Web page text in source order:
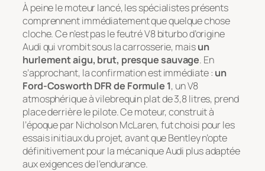
À peine le moteur lancé, les spécialistes présents
comprennent immédiatement que quelque chose
cloche. Ce n’est pas le feutré V8 biturbo d’origine
Audi qui vrombit sous la carrosserie, maisun
hurlement aigu, brut, presque sauvage. En
s’approchant, la confirmation est immédiate : un
Ford-Cosworth DFR de Formule 1, un V8
atmosphérique à vilebrequin plat de 3,8 litres, prend
place derrière le pilote. Ce moteur, construit à
l’époque par Nicholson McLaren, fut choisi pour les
essais initiaux du projet, avant que Bentley n’opte
définitivement pour la mécanique Audi plus adaptée
aux exigences de l’endurance.